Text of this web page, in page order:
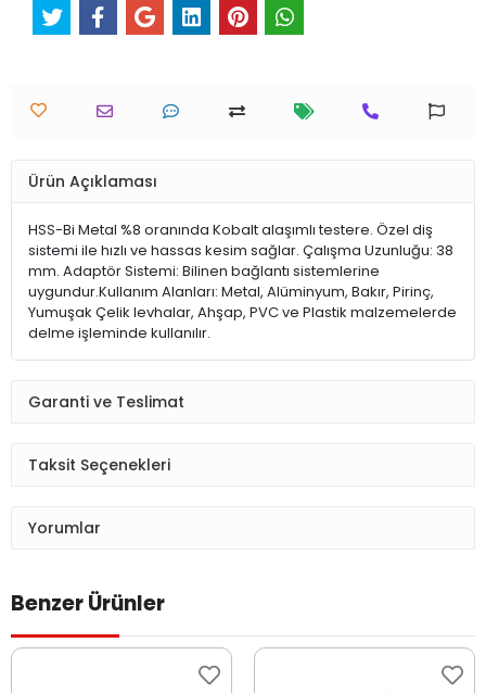
Ürün Açıklaması
HSS-Bi Metal %8 oranında Kobalt alaşımlı testere. Özel diş
sistemi ile hızlı ve hassas kesim sağlar. Çalışma Uzunluğu: 38
mm. Adaptör Sistemi: Bilinen bağlantı sistemlerine
uygundur.Kullanım Alanları: Metal, Alüminyum, Bakır, Pirinç,
Yumuşak Çelik levhalar, Ahşap, PVC ve Plastik malzemelerde
delme işleminde kullanılır.
Garanti ve Teslimat
Taksit Seçenekleri
Yorumlar
Benzer Ürünler